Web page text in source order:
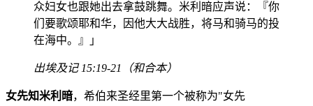
众妇女也跟她出去拿鼓跳舞。米利暗应声说：『你
们要歌颂耶和华，因他大大战胜，将马和骑马的投
在海中。』」
出埃及记 15:19-21（和合本）
女先知米利暗，希伯来圣经里第一个被称为"女先